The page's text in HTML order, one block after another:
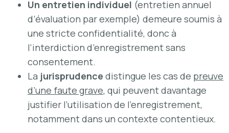
Un entretien individuel (entretien annuel
d’évaluation par exemple) demeure soumis à
une stricte confidentialité, donc à
l’interdiction d’enregistrement sans
consentement.
La jurisprudence distingue les cas de preuve
d’une faute grave, qui peuvent davantage
justifier l’utilisation de l’enregistrement,
notamment dans un contexte contentieux.